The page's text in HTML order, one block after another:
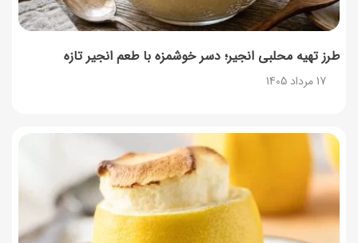
طرز تهیه محلبی انجیر؛ دسر خوشمزه با طعم انجیر تازه
17 مرداد 1405